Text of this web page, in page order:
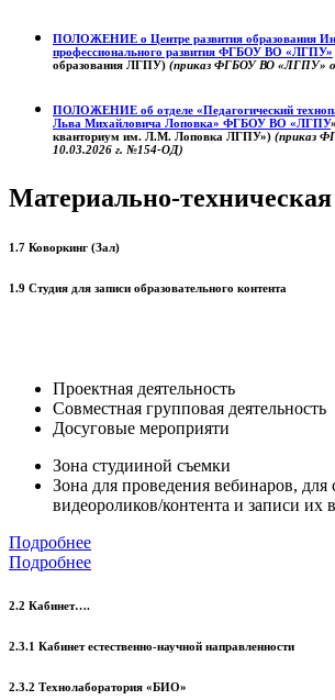
ПОЛОЖЕНИЕ о Центре развития образования
профессионального развития ФГБОУ ВО «ЛГПУ»
образования ЛГПУ) (приказ ФГБОУ ВО «ЛГПУ»
ПОЛОЖЕНИЕ об отделе «Педагогический
Льва Михайловича Лоповка» ФГБОУ ВО «ЛГПУ
кванториум им. Л.М. Лоповка ЛГПУ») (приказ
10.03.2026 г. №154-ОД)
Материально-техническая
1.7 Коворкинг (Зал)
1.9 Студия для записи образовательного контента
Проектная деятельность
Совместная групповая деятельность
Досуговые мероприяти
Зона студииной съемки
Зона для проведения вебинаров, для
видеороликов/контента и записи их
Подробнее
Подробнее
2.2 Кабинет….
2.3.1 Кабинет естественно-научной направленности
2.3.2 Технолаборатория «БИО»